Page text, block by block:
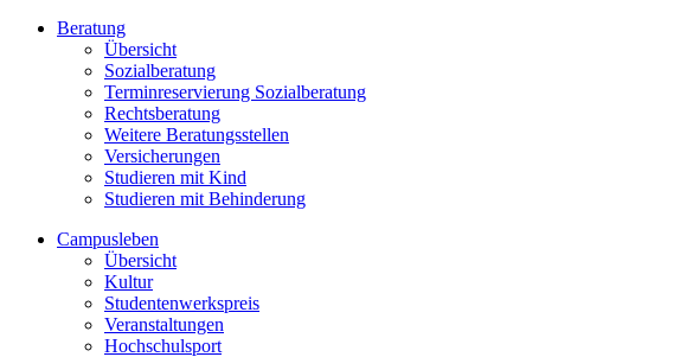
Beratung
Übersicht
Sozialberatung
Terminreservierung Sozialberatung
Rechtsberatung
Weitere Beratungsstellen
Versicherungen
Studieren mit Kind
Studieren mit Behinderung
Campusleben
Übersicht
Kultur
Studentenwerkspreis
Veranstaltungen
Hochschulsport